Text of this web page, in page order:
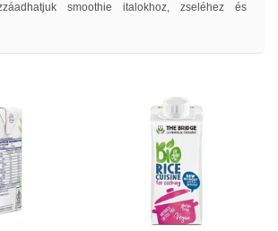
smoothie italokhoz, zseléhez és